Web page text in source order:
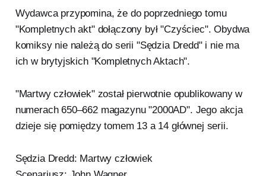
Wydawca przypomina, że do poprzedniego tomu
"Kompletnych akt" dołączony był "Czyściec". Obydwa
komiksy nie należą do serii "Sędzia Dredd" i nie ma
ich w brytyjskich "Kompletnych Aktach".
"Martwy człowiek" został pierwotnie opublikowany w
numerach 650–662 magazynu "2000AD". Jego akcja
dzieje się pomiędzy tomem 13 a 14 głównej serii.
Sędzia Dredd: Martwy człowiek